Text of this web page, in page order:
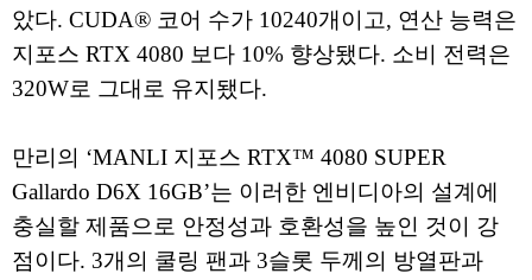
았다. CUDA® 코어 수가 10240개이고, 연산 능력은
지포스 RTX 4080 보다 10% 향상됐다. 소비 전력은
320W로 그대로 유지됐다.
만리의 ‘MANLI 지포스 RTX™ 4080 SUPER
Gallardo D6X 16GB’는 이러한 엔비디아의 설계에
충실할 제품으로 안정성과 호환성을 높인 것이 강
점이다. 3개의 쿨링 팬과 3슬롯 두께의 방열판과